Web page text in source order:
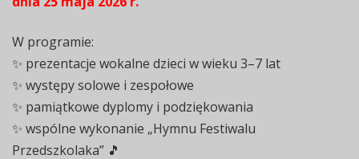
W programie:
✨ prezentacje wokalne dzieci w wieku 3–7 lat
✨ występy solowe i zespołowe
✨ pamiątkowe dyplomy i podziękowania
✨ wspólne wykonanie „Hymnu Festiwalu
Przedszkolaka” 🎵